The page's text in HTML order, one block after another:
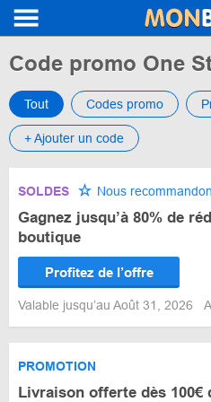
Code promo One
Tout Codes promo
+ Ajouter un code
SOLDES Nous
Gagnez jusqu’à 80% de
boutique
Profitez de l’offre
Valable jusqu’au Août 31, 2026
PROMOTION
Livraison offerte dès 100€